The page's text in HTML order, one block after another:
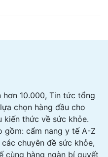
10.000, Tin tức tổng
chọn hàng đầu cho
kiến thức về sức khỏe.
gồm: cẩm nang y tế A-Z
chuyên đề sức khỏe,
cùng hàng ngàn bí quyết